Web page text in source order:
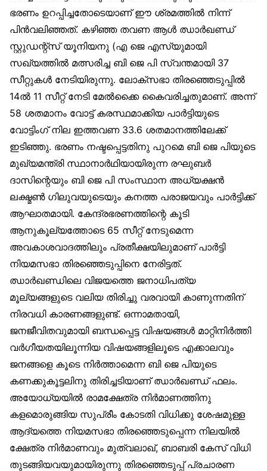
ഭരണം ഉറപ്പിച്ചതോടെയാണ് ഈ ശ്രമത്തിൽ നിന്ന്
പിൻവലിഞ്ഞത്. കഴിഞ്ഞ തവണ ആൾ ഝാർഖണ്ഡ്
സ്റ്റുഡന്റ്‌സ് യൂനിയനു (എ ജെ എസ്‌യുമായി
സഖ്യത്തിൽ മത്സരിച്ച ബി ജെ പി സ്വന്തമായി 37
സീറ്റുകൾ നേടിയിരുന്നു. ലോക്‌സഭാ തിരഞ്ഞെടുപ്പിൽ
14ൽ 11 സീറ്റ് നേടി മേൽക്കൈ കൈവരിച്ചതുമാണ്. അന്ന്
58 ശതമാനം വോട്ട് കരസ്ഥമാക്കിയ പാർട്ടിയുടെ
വോട്ടിംഗ് നില ഇത്തവണ 33.6 ശതമാനത്തിലേക്ക്
ഇടിഞ്ഞു. ഭരണം നഷ്ടപ്പെട്ടതിനു പുറമെ ബി ജെ പിയുടെ
മുഖ്യമന്ത്രി സ്ഥാനാർഥിയായിരുന്ന രഘുബർ
ദാസിന്റെയും ബി ജെ പി സംസ്ഥാന അധ്യക്ഷൻ
ലക്ഷ്മൺ ഗിലുവയുടെയും കനത്ത പരാജയവും പാർട്ടിക്ക്
ആഘാതമായി. കേന്ദ്രഭരണത്തിന്റെ കൂടി
ആനുകൂല്യത്തോടെ 65 സീറ്റ് നേടുമെന്ന
അവകാശവാദത്തിലും പ്രതീക്ഷയിലുമാണ് പാർട്ടി
നിയമസഭാ തിരഞ്ഞെടുപ്പിനെ നേരിട്ടത്.
ഝാർഖണ്ഡിലെ വിജയത്തെ ജനാധിപത്യ
മൂല്യങ്ങളുടെ വലിയ തിരിച്ചു വരവായി കാണുന്നതിന്
നിരവധി കാരണങ്ങളുണ്ട്. ഒന്നാമതായി,
ജനജീവിതവുമായി ബന്ധപ്പെട്ട വിഷയങ്ങൾ മാറ്റിനിർത്തി
വർഗീയതയിലൂന്നിയ വിഷയങ്ങളിലൂടെ എക്കാലവും
ജനങ്ങളെ കൂടെ നിർത്താമെന്ന ബി ജെ പിയുടെ
കണക്കുകൂട്ടലിനു തിരിച്ചടിയാണ് ഝാർഖണ്ഡ് ഫലം.
അയോധ്യയിൽ രാമക്ഷേത്ര നിർമാണത്തിനു
കളമൊരുങ്ങിയ സുപ്രീം കോടതി വിധിക്കു ശേഷമുള്ള
ആദ്യത്തെ നിയമസഭാ തിരഞ്ഞെടുപ്പെന്ന നിലയിൽ
ക്ഷേത്ര നിർമാണവും മുത്വലാഖ്, ബാബരി കേസ് വിധി
തുടങ്ങിയവയുമായിരുന്നു തിരഞ്ഞെടുപ്പ് പ്രചാരണ